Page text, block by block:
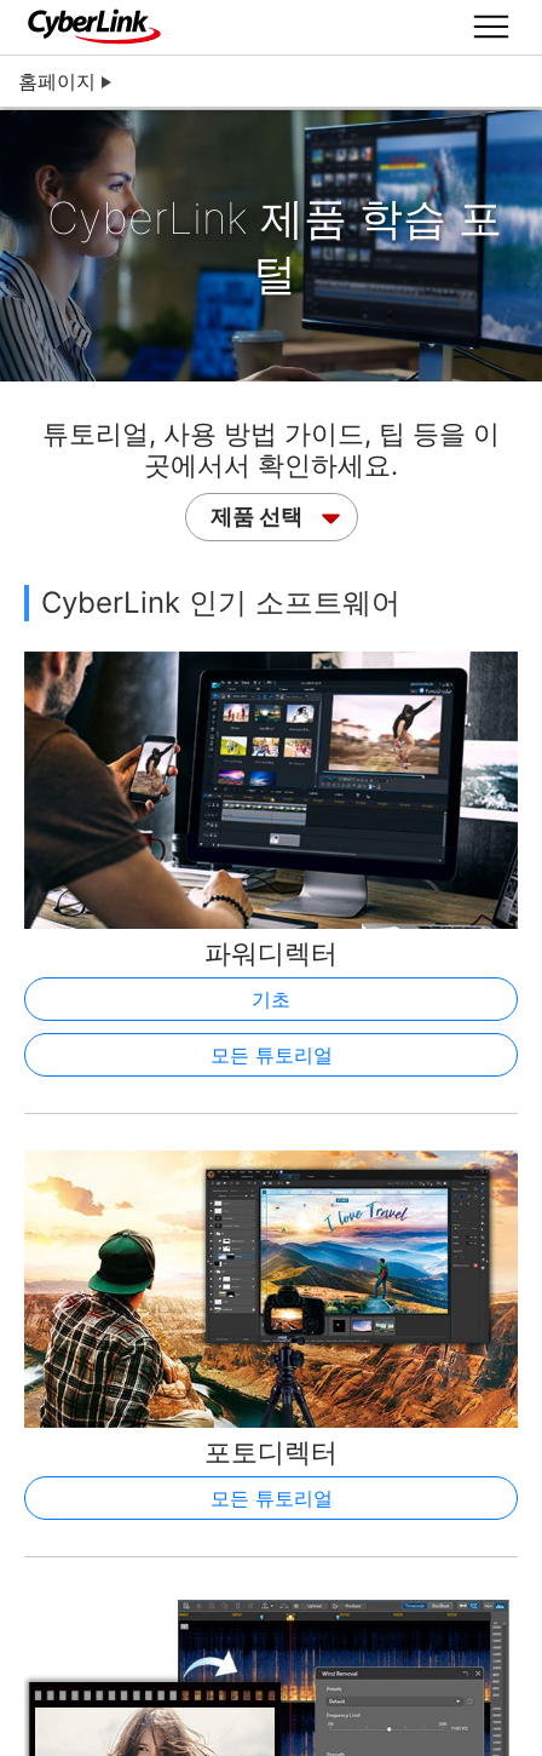
홈페이지
CyberLink 제품 학습 포
털
튜토리얼, 사용 방법 가이드, 팁 등을 이
곳에서서 확인하세요.
제품 선택
CyberLink 인기 소프트웨어
파워디렉터
기초
모든 튜토리얼
포토디렉터
모든 튜토리얼